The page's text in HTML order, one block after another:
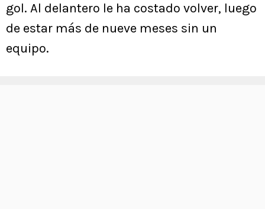
gol. Al delantero le ha costado volver, luego
de estar más de nueve meses sin un
equipo.